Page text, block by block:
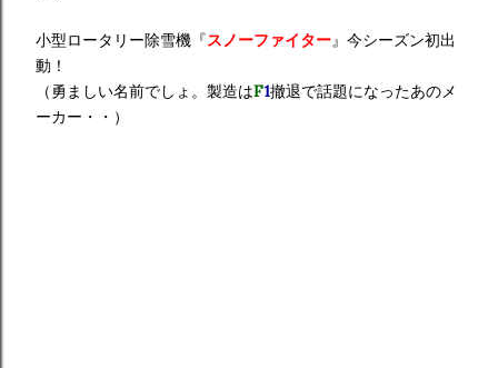
小型ロータリー除雪機『スノーファイター』今シーズン初出
動！
（勇ましい名前でしょ。製造はF1撤退で話題になったあのメ
ーカー・・）